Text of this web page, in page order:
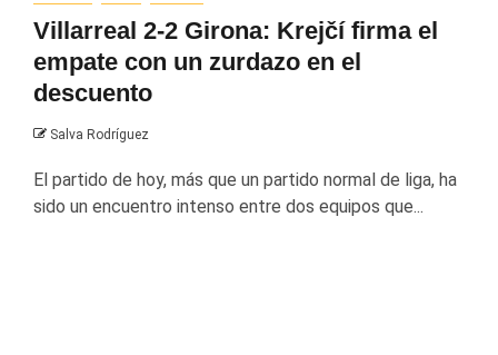
Villarreal 2-2 Girona: Krejčí firma el
empate con un zurdazo en el
descuento
Salva Rodríguez
El partido de hoy, más que un partido normal de liga, ha
sido un encuentro intenso entre dos equipos que...